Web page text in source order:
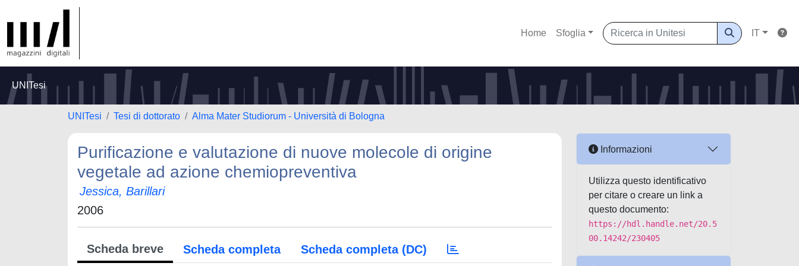
Home Sfoglia IT
UNITesi
UNITesi Tesi di dottorato Alma Mater Studiorum - Università di Bologna
Purificazione e valutazione di nuove molecole di origine
vegetale ad azione chemiopreventiva
Jessica, Barillari
2006
Scheda breve Scheda completa Scheda completa (DC)
Informazioni
Utilizza questo identificativo
per citare o creare un link a
questo documento:
https://hdl.handle.net/20.5
00.14242/230405